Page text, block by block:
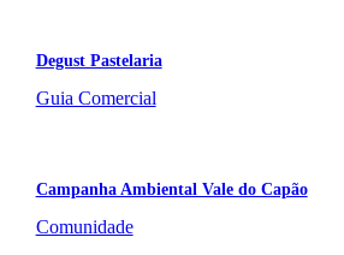
Degust Pastelaria
Guia Comercial
Campanha Ambiental Vale do Capão
Comunidade